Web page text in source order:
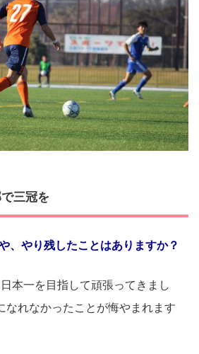
三冠を
、やり残したことはありますか？
本一を目指して頑張ってきまし
なれなかったことが悔やまれます